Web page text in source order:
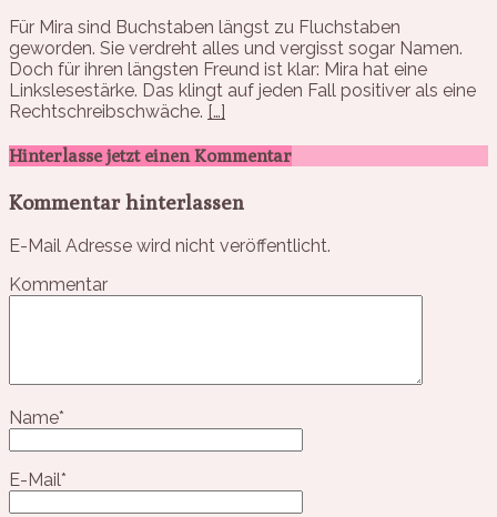
Für Mira sind Buchstaben längst zu Fluchstaben
geworden. Sie verdreht alles und vergisst sogar Namen.
Doch für ihren längsten Freund ist klar: Mira hat eine
Linkslesestärke. Das klingt auf jeden Fall positiver als eine
Rechtschreibschwäche. […]
Hinterlasse jetzt einen Kommentar
Kommentar hinterlassen
E-Mail Adresse wird nicht veröffentlicht.
Kommentar
Name*
E-Mail*